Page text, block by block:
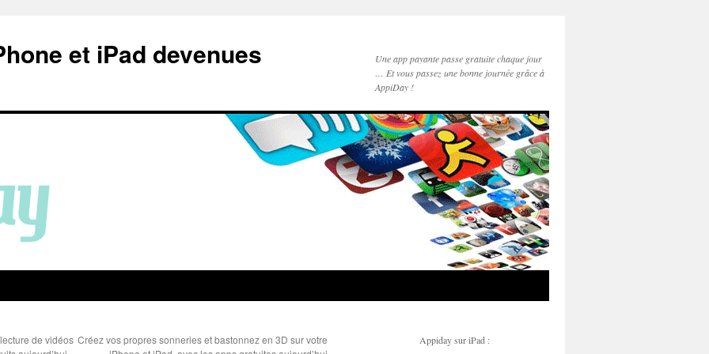
et iPad devenues
Une app payante passe gratuite chaque jour
… Et vous passez une bonne journée grâce à
AppiDay !
de vidéos Créez vos propres sonneries et bastonnez en 3D sur votre
Appiday sur iPad :